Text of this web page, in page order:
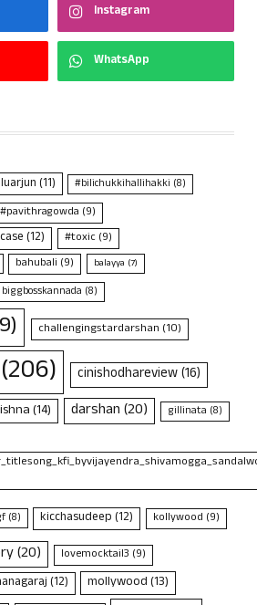
Instagram
WhatsApp
(11) #bilichukkihallihakki (8)
#pavithragowda (9)
(12) #toxic(9)
bahubali (9) balayya (7)
biggbosskannada (8)
challengingstardarshan (10)
(206) cinishodhareview(16)
(14) darshan(20) gillinata (8)
(8) kicchasudeep(12) kollywood (9)
(20) lovemocktail3 (9)
(12) mollywood(13)